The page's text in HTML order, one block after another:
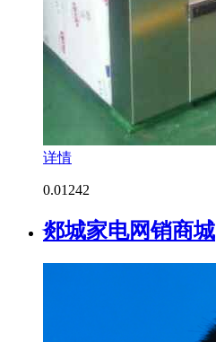
详情
0.01242
郯城家电网销商城